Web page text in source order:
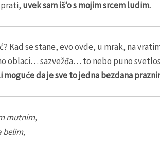
prati, uvek sam iš’o s mojim srcem ludim.
Kad se stane, evo ovde, u mrak, na
sazvežđa… to nebo puno
moguće da je sve to jedna bezdana
mutnim,
belim,